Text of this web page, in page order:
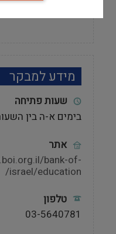
המרכז נגיש לנכים
מידע למבקר
שעות פתיחה
בימים א-ה בין השעות 10:00-
אתר
bank-of-
israel/education/
טלפון
03-5640781